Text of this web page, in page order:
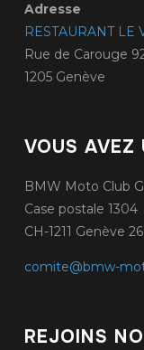
Adresse
RESTAURANT LE
Rue de Carouge
1205 Genève
VOUS AVEZ
BMW Moto Club
Case postale 1304
CH-1211 Genève 26
comite@bmw-
REJOINS